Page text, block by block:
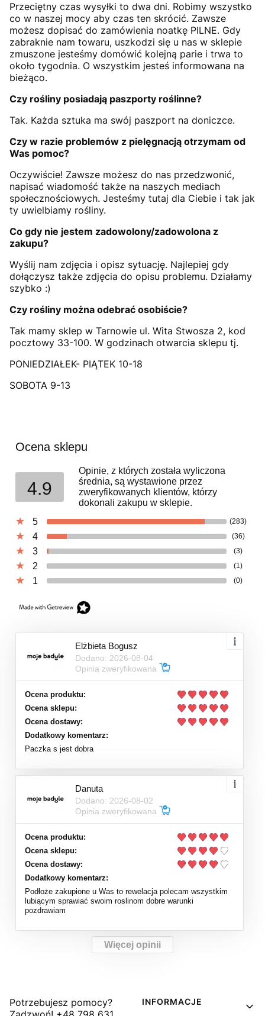
Przeciętny czas wysyłki to dwa dni. Robimy wszystko
co w naszej mocy aby czas ten skrócić. Zawsze
możesz dopisać do zamówienia noatkę PILNE. Gdy
zabraknie nam towaru, uszkodzi się u nas w sklepie
zmuszone jesteśmy domówić kolejną parie i trwa to
około tygodnia. O wszystkim jesteś informowana na
bieżąco.
Czy rośliny posiadają paszporty roślinne?
Tak. Każda sztuka ma swój paszport na doniczce.
Czy w razie problemów z pielęgnacją otrzymam od
Was pomoc?
Oczywiście! Zawsze możesz do nas przedzwonić,
napisać wiadomość także na naszych mediach
społecznościowych. Jesteśmy tutaj dla Ciebie i tak jak
ty uwielbiamy rośliny.
Co gdy nie jestem zadowolony/zadowolona z
zakupu?
Wyślij nam zdjęcia i opisz sytuację. Najlepiej gdy
dołączysz także zdjęcia do opisu problemu. Działamy
szybko :)
Czy rośliny można odebrać osobiście?
Tak mamy sklep w Tarnowie ul. Wita Stwosza 2, kod
pocztowy 33-100. W godzinach otwarcia sklepu tj.
PONIEDZIAŁEK- PIĄTEK 10-18
SOBOTA 9-13
Ocena sklepu
4.9
Opinie, z których została wyliczona
średnia, są wystawione przez
zweryfikowanych klientów, którzy
dokonali zakupu w sklepie.
5
(283)
4 (36)
3 (3)
2 (1)
1 (0)
Elżbieta Bogusz
Dodano: 2026-08-04
Opinia zweryfikowana
Ocena produktu:
Ocena sklepu:
Ocena dostawy:
Dodatkowy komentarz:
Paczka s jest dobra
Danuta
Dodano: 2026-08-02
Opinia zweryfikowana
Ocena produktu:
Ocena sklepu:
Ocena dostawy:
Dodatkowy komentarz:
Podłoże zakupione u Was to rewelacja polecam wszystkim
lubiącym sprawiać swoim roslinom dobre warunki
pozdrawiam
Więcej opinii
Potrzebujesz pomocy?
Linki w stopce
INFORMACJE